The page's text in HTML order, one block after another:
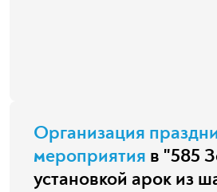
Организация
мероприятия в "585
установкой арок из